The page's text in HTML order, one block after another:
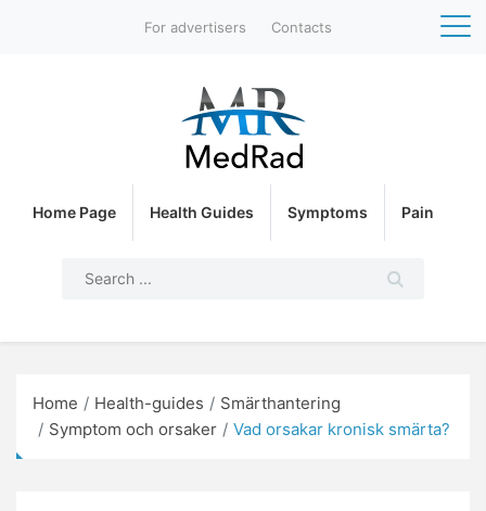
For advertisers Contacts
Home Page Health Guides Symptoms Pain
Home Health-guides
Smärthantering
Symptom och orsaker
Vad orsakar kronisk smärta?